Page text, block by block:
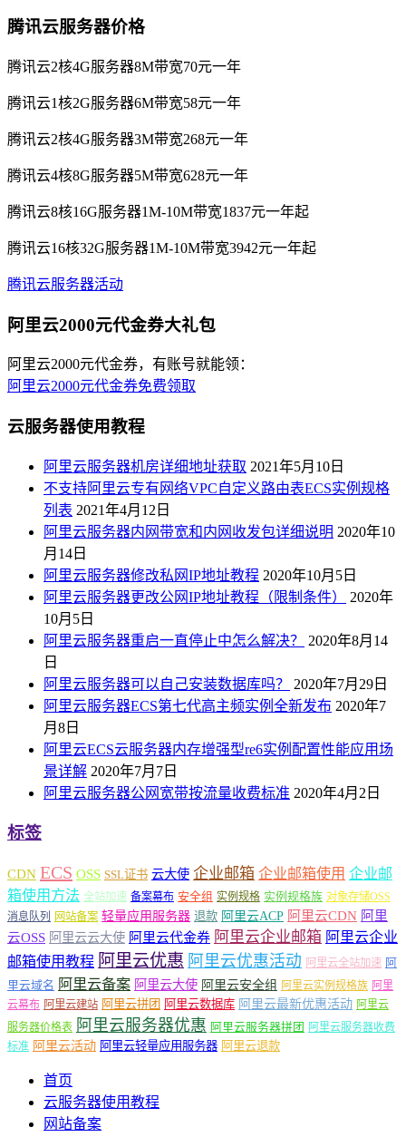
腾讯云服务器价格
腾讯云2核4G服务器8M带宽70元一年
腾讯云1核2G服务器6M带宽58元一年
腾讯云2核4G服务器3M带宽268元一年
腾讯云4核8G服务器5M带宽628元一年
腾讯云8核16G服务器1M-10M带宽1837元一年起
腾讯云16核32G服务器1M-10M带宽3942元一年起
腾讯云服务器活动
阿里云2000元代金券大礼包
阿里云2000元代金券，有账号就能领：
阿里云2000元代金券免费领取
云服务器使用教程
阿里云服务器机房详细地址获取 2021年5月10日
不支持阿里云专有网络VPC自定义路由表ECS实例规格
列表 2021年4月12日
阿里云服务器内网带宽和内网收发包详细说明 2020年10
月14日
阿里云服务器修改私网IP地址教程 2020年10月5日
阿里云服务器更改公网IP地址教程（限制条件）
2020年
10月5日
阿里云服务器重启一直停止中怎么解决？
2020年8月14
日
阿里云服务器可以自己安装数据库吗？
2020年7月29日
阿里云服务器ECS第七代高主频实例全新发布 2020年7
月8日
阿里云ECS云服务器内存增强型re6实例配置性能应用场
景详解 2020年7月7日
阿里云服务器公网宽带按流量收费标准 2020年4月2日
标签
CDN ECS OSS SSL证书 云大使 企业邮箱 企业邮箱使用 企业邮
箱使用方法 全站加速 备案幕布 安全组 实例规格 实例规格族 对象存储OSS
消息队列
网站备案 轻量应用服务器 退款 阿里云ACP 阿里云CDN 阿里
云OSS 阿里云云大使 阿里云代金券 阿里云企业邮箱 阿里云企业
邮箱使用教程 阿里云优惠 阿里云优惠活动 阿里云全站加速 阿
里云域名 阿里云备案 阿里云大使 阿里云安全组 阿里云实例规格族 阿里
云幕布 阿里云建站 阿里云拼团 阿里云数据库 阿里云最新优惠活动 阿里云
服务器价格表 阿里云服务器优惠 阿里云服务器拼团 阿里云服务器收费
标准 阿里云活动 阿里云轻量应用服务器 阿里云退款
首页
云服务器使用教程
网站备案